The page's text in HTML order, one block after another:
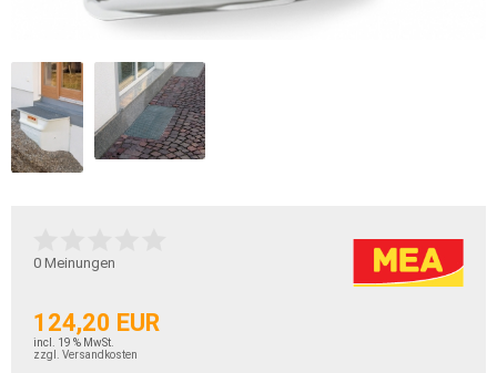
0 Meinungen
124,20 EUR
incl. 19 % MwSt.
zzgl. Versandkosten